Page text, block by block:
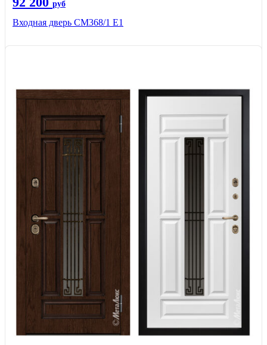
руб
Входная дверь СМ368/1 Е1